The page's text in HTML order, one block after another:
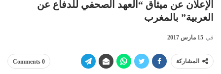
الإعلان عن ميثاق “العهد الصحفي للدفاع عن
العربية” بالمغرب
في 15 مارس 2017
المشاركة 0 Comments